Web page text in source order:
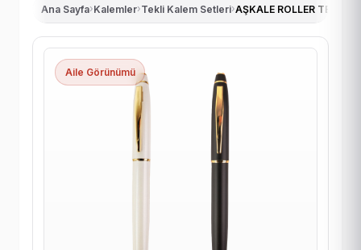
Ana Sayfa›Kalemler›Tekli Kalem Setleri›AŞKALE ROLLER TEKLİ
Aile Görünümü